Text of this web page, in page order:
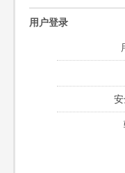
用户登录